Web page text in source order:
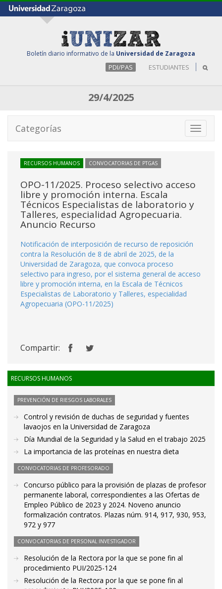
Boletín diario informativo de la Universidad de Zaragoza
PDI/PAS ESTUDIANTES
29/4/2025
Toggle
Categorías
RECURSOS HUMANOS CONVOCATORIAS DE PTGAS
OPO-11/2025. Proceso selectivo acceso
libre y promoción interna. Escala
Técnicos Especialistas de laboratorio y
Talleres, especialidad Agropecuaria.
Anuncio Recurso
Notificación de interposición de recurso de reposición
contra la Resolución de 8 de abril de 2025, de la
Universidad de Zaragoza, que convoca proceso
selectivo para ingreso, por el sistema general de acceso
libre y promoción interna, en la Escala de Técnicos
Especialistas de Laboratorio y Talleres, especialidad
Agropecuaria (OPO-11/2025)
Compartir:
RECURSOS HUMANOS
PREVENCIÓN DE RIESGOS LABORALES
Control y revisión de duchas de seguridad y fuentes
lavaojos en la Universidad de Zaragoza
Día Mundial de la Seguridad y la Salud en el trabajo 2025
La importancia de las proteínas en nuestra dieta
CONVOCATORIAS DE PROFESORADO
Concurso público para la provisión de plazas de profesor
permanente laboral, correspondientes a las Ofertas de
Empleo Público de 2023 y 2024. Noveno anuncio
formalización contratos. Plazas núm. 914, 917, 930, 953,
972 y 977
CONVOCATORIAS DE PERSONAL INVESTIGADOR
Resolución de la Rectora por la que se pone fin al
procedimiento PUI/2025-124
Resolución de la Rectora por la que se pone fin al